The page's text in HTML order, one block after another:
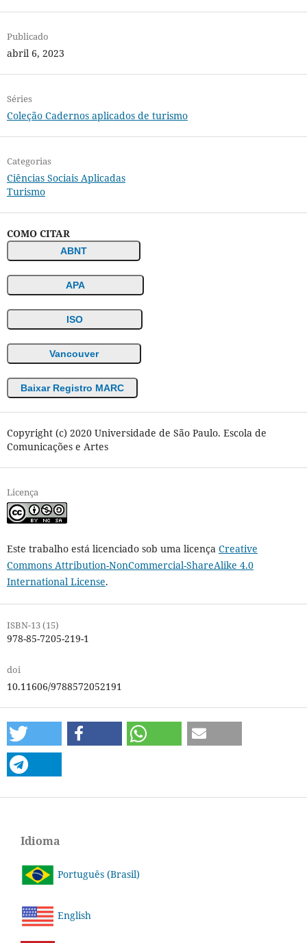
Publicado
abril 6, 2023
Séries
Coleção Cadernos aplicados de turismo
Categorias
Ciências Sociais Aplicadas
Turismo
COMO CITAR
ABNT
APA
ISO
Vancouver
Baixar Registro MARC
Copyright (c) 2020 Universidade de São Paulo. Escola de
Comunicações e Artes
Licença
Este trabalho está licenciado sob uma licença Creative
Commons Attribution-NonCommercial-ShareAlike 4.0
International License.
ISBN-13 (15)
978-85-7205-219-1
doi
10.11606/9788572052191
Idioma
Português (Brasil)
English